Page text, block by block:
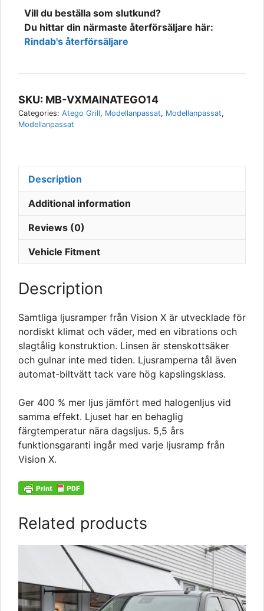
Atego
Grill
2014-
Modellanpassat
kit,
X
quantity
Vill du beställa som slutkund?
Du hittar din närmaste återförsäljare här:
Rindab's återförsäljare
SKU: MB-VXMAINATEGO14
Categories: Atego Grill, Modellanpassat, Modellanpassat,
Modellanpassat
Description
Additional information
Reviews (0)
Vehicle Fitment
Description
Samtliga ljusramper från Vision X är utvecklade för
nordiskt klimat och väder, med en vibrations och
slagtålig konstruktion. Linsen är stenskottsäker
och gulnar inte med tiden. Ljusramperna tål även
automat-biltvätt tack vare hög kapslingsklass.
Ger 400 % mer ljus jämfört med halogenljus vid
samma effekt. Ljuset har en behaglig
färgtemperatur nära dagsljus. 5,5 års
funktionsgaranti ingår med varje ljusramp från
Vision X.
Related products
has
multiple
variants.